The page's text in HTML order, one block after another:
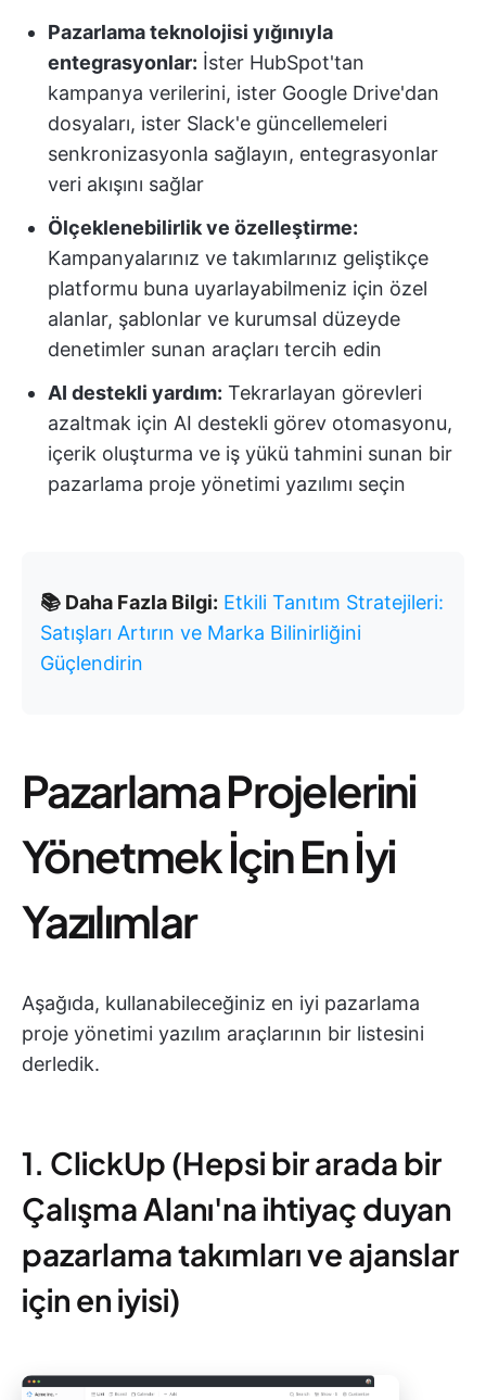
Pazarlama teknolojisi yığınıyla
entegrasyonlar: İster HubSpot'tan
kampanya verilerini, ister Google Drive'dan
dosyaları, ister Slack'e güncellemeleri
senkronizasyonla sağlayın, entegrasyonlar
veri akışını sağlar
Ölçeklenebilirlik ve özelleştirme:
Kampanyalarınız ve takımlarınız geliştikçe
platformu buna uyarlayabilmeniz için özel
alanlar, şablonlar ve kurumsal düzeyde
denetimler sunan araçları tercih edin
AI destekli yardım: Tekrarlayan görevleri
azaltmak için AI destekli görev otomasyonu,
içerik oluşturma ve iş yükü tahmini sunan bir
pazarlama proje yönetimi yazılımı seçin
📚 Daha Fazla Bilgi: Etkili Tanıtım Stratejileri:
Satışları Artırın ve Marka Bilinirliğini
Güçlendirin
Pazarlama Projelerini
Yönetmek İçin En İyi
Yazılımlar
Aşağıda, kullanabileceğiniz en iyi pazarlama
proje yönetimi yazılım araçlarının bir listesini
derledik.
1. ClickUp (Hepsi bir arada bir
Çalışma Alanı'na ihtiyaç duyan
pazarlama takımları ve ajanslar
için en iyisi)